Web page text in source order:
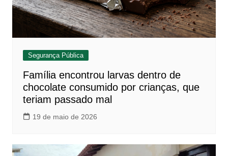
Segurança Pública
Família encontrou larvas dentro de
chocolate consumido por crianças, que
teriam passado mal
19 de maio de 2026